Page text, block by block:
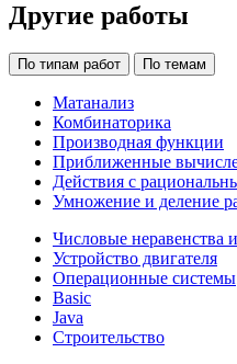
Другие работы
По типам работ По темам
Матанализ
Комбинаторика
Производная функции
Приближенные
Действия с
Умножение и деление
Числовые неравенства
Устройство двигателя
Операционные системы
Basic
Java
Строительство